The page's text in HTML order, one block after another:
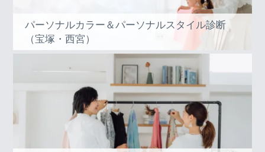
パーソナルカラー＆パーソナルスタイル診断
（宝塚・西宮）